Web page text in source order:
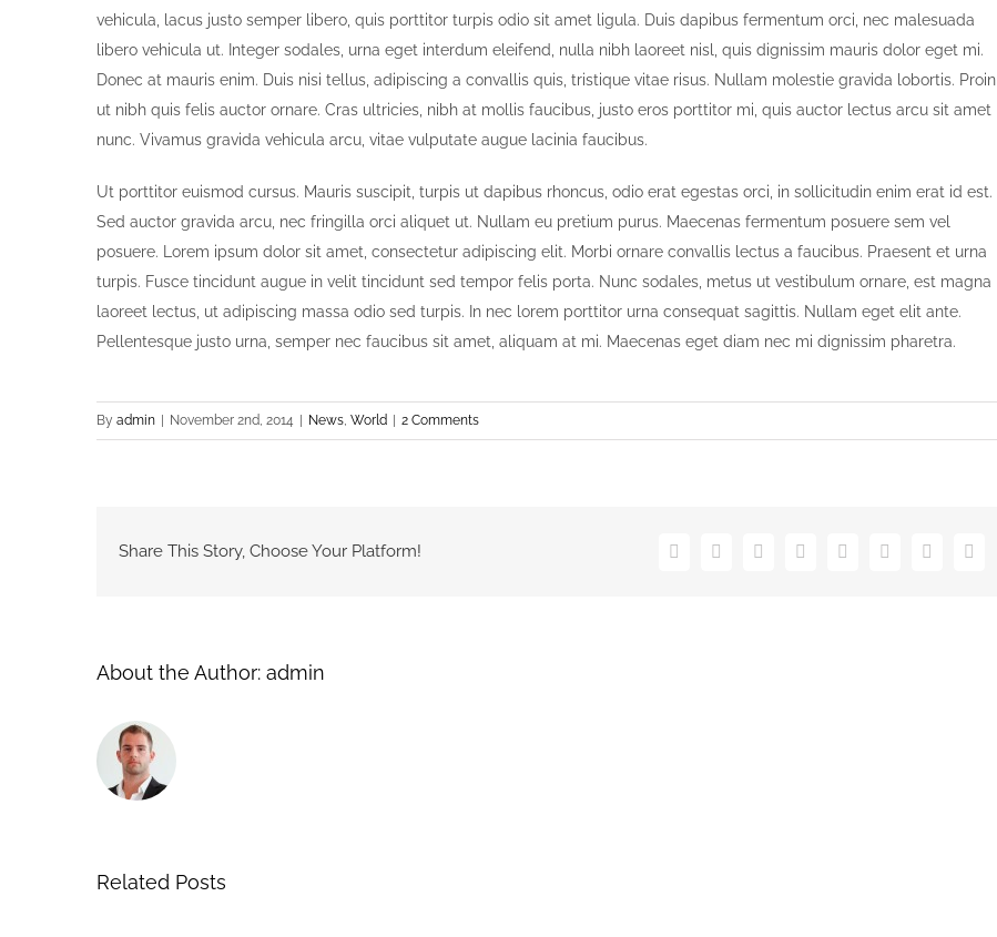
vehicula, lacus justo semper libero, quis porttitor turpis odio sit amet ligula. Duis dapibus fermentum orci, nec malesuada
libero vehicula ut. Integer sodales, urna eget interdum eleifend, nulla nibh laoreet nisl, quis dignissim mauris dolor eget mi.
Donec at mauris enim. Duis nisi tellus, adipiscing a convallis quis, tristique vitae risus. Nullam molestie gravida lobortis. Proin
ut nibh quis felis auctor ornare. Cras ultricies, nibh at mollis faucibus, justo eros porttitor mi, quis auctor lectus arcu sit amet
nunc. Vivamus gravida vehicula arcu, vitae vulputate augue lacinia faucibus.
Ut porttitor euismod cursus. Mauris suscipit, turpis ut dapibus rhoncus, odio erat egestas orci, in sollicitudin enim erat id est.
Sed auctor gravida arcu, nec fringilla orci aliquet ut. Nullam eu pretium purus. Maecenas fermentum posuere sem vel
posuere. Lorem ipsum dolor sit amet, consectetur adipiscing elit. Morbi ornare convallis lectus a faucibus. Praesent et urna
turpis. Fusce tincidunt augue in velit tincidunt sed tempor felis porta. Nunc sodales, metus ut vestibulum ornare, est magna
laoreet lectus, ut adipiscing massa odio sed turpis. In nec lorem porttitor urna consequat sagittis. Nullam eget elit ante.
Pellentesque justo urna, semper nec faucibus sit amet, aliquam at mi. Maecenas eget diam nec mi dignissim pharetra.
By admin November 2nd, 2014 News, World 2 Comments
Share This Story, Choose Your Platform! FacebookTwitter Reddit LinkedInTumblr Pinterest
About the Author: admin
Related Posts